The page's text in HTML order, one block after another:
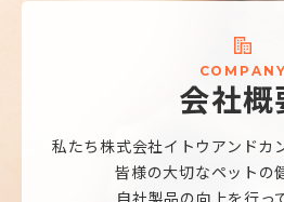
CO M P A N Y
会社概
私たち株式会社イトウアンドカ
皆様の大切なペットの
自社製品の向上を行っ